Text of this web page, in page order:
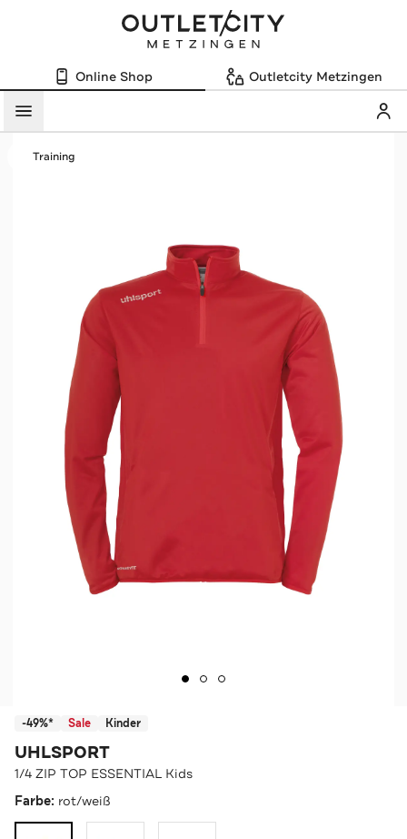
Online Shop Outletcity Metzingen
Menü
Training
-49%* Sale Kinder
UHLSPORT
1/4 ZIP TOP ESSENTIAL Kids
Farbe: rot/weiß